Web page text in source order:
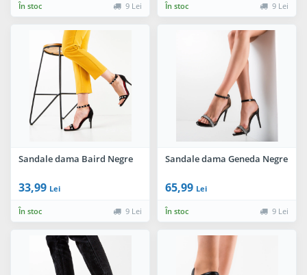
În stoc 9 Lei În stoc 9 Lei
Sandale dama Baird Negre
33,99 Lei
În stoc 9 Lei
Sandale dama Geneda Negre
65,99 Lei
În stoc 9 Lei